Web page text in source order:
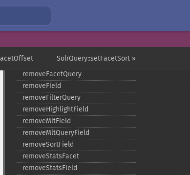
SolrQuery::setFacetSort »
removeExpandSortField
removeFacetField
removeFacetQuery
removeField
removeFilterQuery
removeHighlightField
removeMltField
removeMltQueryField
removeSortField
removeStatsFacet
removeStatsField